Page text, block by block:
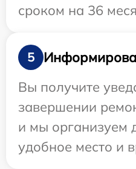
сроком на 36
5
Вы получите
завершении
и мы организуем
удобное место и